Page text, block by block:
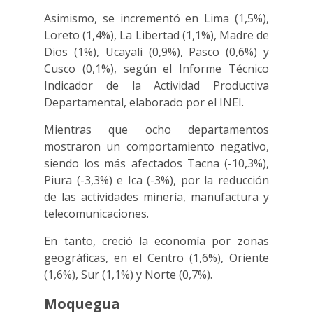
Asimismo, se incrementó en Lima (1,5%),
Loreto (1,4%), La Libertad (1,1%), Madre de
Dios (1%), Ucayali (0,9%), Pasco (0,6%) y
Cusco (0,1%), según el Informe Técnico
Indicador de la Actividad Productiva
Departamental, elaborado por el INEI.
Mientras que ocho departamentos
mostraron un comportamiento negativo,
siendo los más afectados Tacna (-10,3%),
Piura (-3,3%) e Ica (-3%), por la reducción
de las actividades minería, manufactura y
telecomunicaciones.
En tanto, creció la economía por zonas
geográficas, en el Centro (1,6%), Oriente
(1,6%), Sur (1,1%) y Norte (0,7%).
Moquegua